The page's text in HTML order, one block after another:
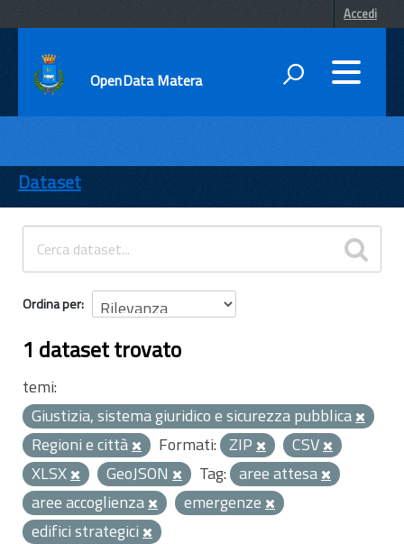
Accedi
OpenData Matera
ENTI
TEMI
INFORMAZIONI
Dataset
Ordina per
1 dataset trovato
temi:
Giustizia, sistema giuridico e sicurezza pubblica
Regioni e città
Formati: ZIP
CSV
XLSX
GeoJSON Tag: aree attesa
aree accoglienza
emergenze
edifici strategici